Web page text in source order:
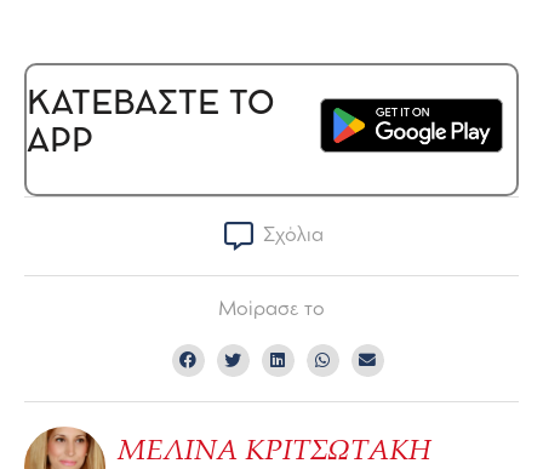
ΚΑΤΕΒΑΣΤΕ ΤΟ
APP
Σχόλια
Μοίρασε το
ΜΕΛΙΝΑ ΚΡΙΤΣΩΤΑΚΗ